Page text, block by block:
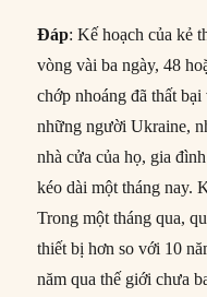
Đáp: Kế hoạch của kẻ
vòng vài ba ngày, 48
chớp nhoáng đã thất
những người Ukraine,
nhà cửa của họ, gia
kéo dài một tháng nay.
Trong một tháng qua,
thiết bị hơn so với 10
năm qua thế giới chưa